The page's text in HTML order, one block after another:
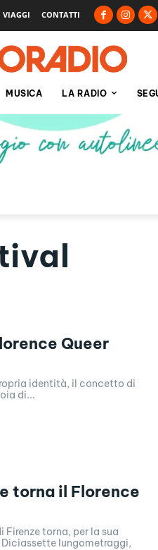
VIAGGI CONTATTI
MUSICA LA RADIO
Queer
identità, il concetto di
di...
torna il Florence
Firenze torna, per la sua
lungometraggi,